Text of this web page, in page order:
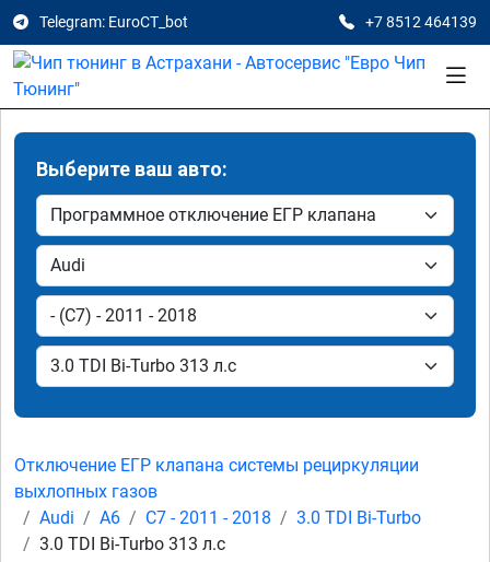
Telegram: EuroCT_bot +7 8512 464139
Выберите ваш авто:
Отключение ЕГР клапана системы рециркуляции
выхлопных газов
Audi
A6 C7 - 2011 - 2018
3.0 TDI Bi-Turbo
3.0 TDI Bi-Turbo 313 л.с